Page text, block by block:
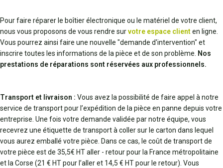
Pour faire réparer le boîtier électronique ou le matériel de votre client,
nous vous proposons de vous rendre survotre espace clienten ligne.
Vous pourrez ainsi faire une nouvelle "demande d'intervention" et
inscrire toutes les informations de la pièce et de son problème. Nos
prestations de réparations sont réservées aux professionnels.
Transport et livraison : Vous avez la possibilité de faire appel à notre
service de transport pour l’expédition de la pièce en panne depuis votre
entreprise. Une fois votre demande validée par notre équipe, vous
recevrez une étiquette de transport à coller sur le carton dans lequel
vous aurez emballé votre pièce. Dans ce cas, le coût de transport de
votre pièce est de 35,5€ HT aller - retour pour la France métropolitaine
et la Corse (21 € HT pour l’aller et 14,5 € HT pour le retour). Vous